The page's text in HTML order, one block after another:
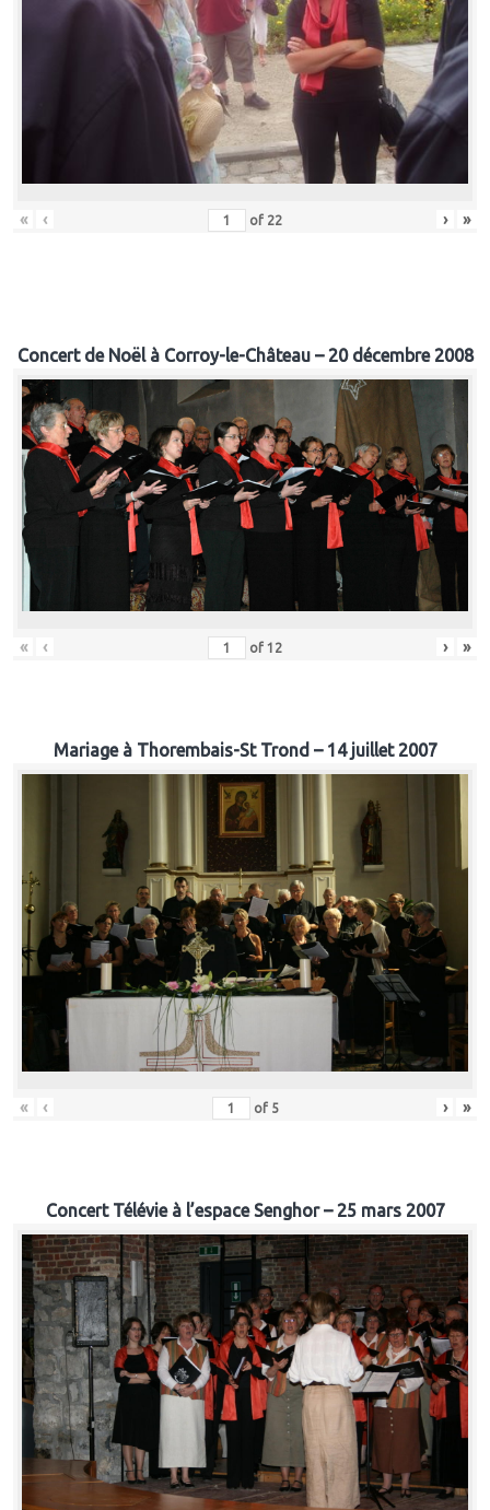
« ‹ of 22 › »
Concert de Noël à Corroy-le-Château – 20 décembre 2008
« ‹ of 12 › »
Mariage à Thorembais-St Trond – 14 juillet 2007
« ‹ of 5 › »
Concert Télévie à l’espace Senghor – 25 mars 2007